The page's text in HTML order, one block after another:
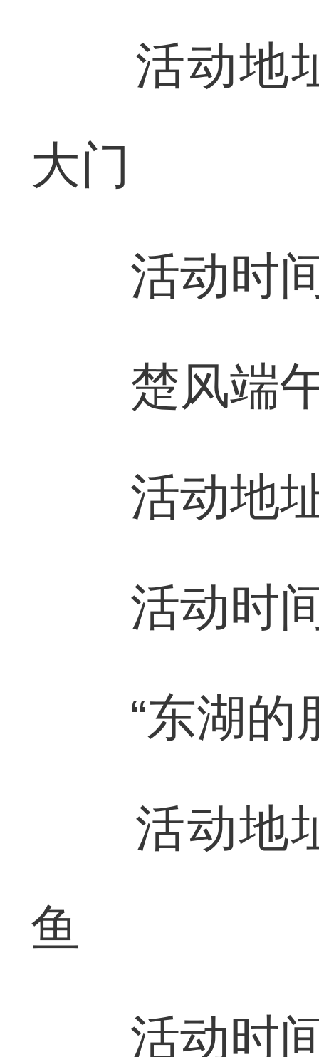
活动地址
大门
活动时间
楚风端午
活动地址
活动时间
“东湖的
活动地址
鱼
活动时间